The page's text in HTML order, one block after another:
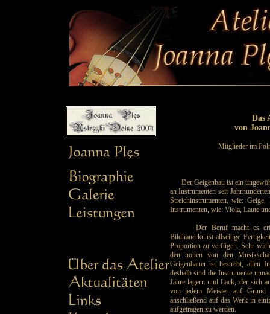
Das
von
Mitglieder im
Der Geigenbau ist ein
an Instrumenten seit
Streichinstrumenten, wie:
Instrumenten, wie: Viola, Laute
Der Beruf macht es
Bildhauerkunst allseitige
Proportion zu verfügen. Sehr
den hohen von den
Geigenbauer ist bestrebt, allen
deshalb sind die Instrumente
Jahre lagern und Lack, der sich
von jedem Meister auf Grund
anschließend auf das Werk in
aufgetragen zu werden.